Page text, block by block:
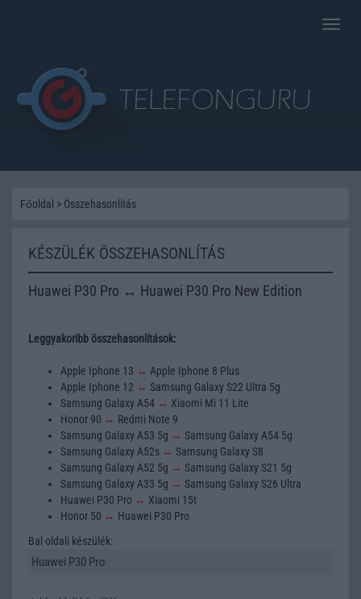
Toggle
Főoldal > Összehasonlítás
KÉSZÜLÉK ÖSSZEHASONLÍTÁS
Huawei P30 Pro ↔ Huawei P30 Pro New Edition
Leggyakoribb összehasonlítások:
Apple Iphone 13 ↔ Apple Iphone 8 Plus
Apple Iphone 12 ↔ Samsung Galaxy S22 Ultra 5g
Samsung Galaxy A54 ↔ Xiaomi Mi 11 Lite
Honor 90 ↔ Redmi Note 9
Samsung Galaxy A53 5g ↔ Samsung Galaxy A54 5g
Samsung Galaxy A52s ↔ Samsung Galaxy S8
Samsung Galaxy A52 5g ↔ Samsung Galaxy S21 5g
Samsung Galaxy A33 5g ↔ Samsung Galaxy S26 Ultra
Huawei P30 Pro ↔ Xiaomi 15t
Honor 50 ↔ Huawei P30 Pro
Bal oldali készülék: